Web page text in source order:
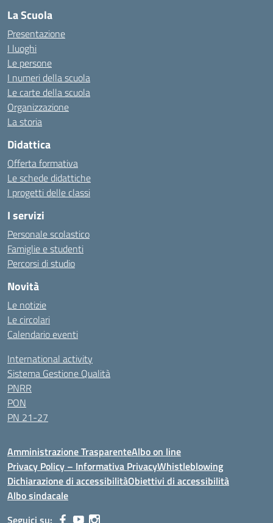
La Scuola
Presentazione
I luoghi
Le persone
I numeri della scuola
Le carte della scuola
Organizzazione
La storia
Didattica
Offerta formativa
Le schede didattiche
I progetti delle classi
I servizi
Personale scolastico
Famiglie e studenti
Percorsi di studio
Novità
Le notizie
Le circolari
Calendario eventi
International activity
Sistema Gestione Qualità
PNRR
PON
PN 21-27
Amministrazione TrasparenteAlbo on line
Privacy Policy – Informativa PrivacyWhistleblowing
Dichiarazione di accessibilitàObiettivi di accessibilità
Albo sindacale
Seguici su: